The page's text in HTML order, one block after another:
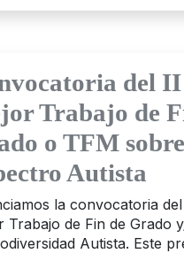
del
Trabajo de
o TFM
Autista
la convocatoria
Trabajo de Fin de Grado
Autista. Este